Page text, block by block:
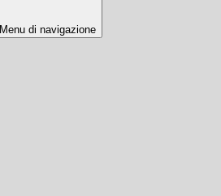
Menu di navigazione